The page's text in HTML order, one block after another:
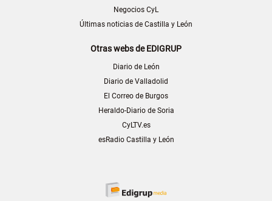
Negocios CyL
Últimas noticias de Castilla y León
Otras webs de EDIGRUP
Diario de León
Diario de Valladolid
El Correo de Burgos
Heraldo-Diario de Soria
CyLTV.es
esRadio Castilla y León